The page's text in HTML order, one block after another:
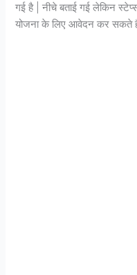
गई है | नीचे बताई गई लेकिन
योजना के लिए आवेदन कर सकते